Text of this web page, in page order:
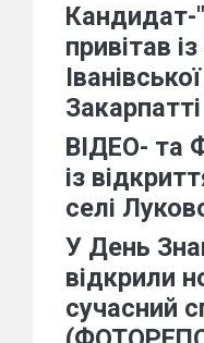
Кандидат-
привітав
Закарпатті
ВІДЕО-
із
селі
У День
відкрили
сучасний